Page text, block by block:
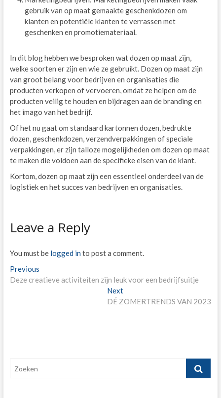
gebruik van op maat gemaakte geschenkdozen om
klanten en potentiële klanten te verrassen met
geschenken en promotiemateriaal.
In dit blog hebben we besproken wat dozen op maat zijn,
welke soorten er zijn en wie ze gebruikt. Dozen op maat zijn
van groot belang voor bedrijven en organisaties die
producten verkopen of vervoeren, omdat ze helpen om de
producten veilig te houden en bijdragen aan de branding en
het imago van het bedrijf.
Of het nu gaat om standaard kartonnen dozen, bedrukte
dozen, geschenkdozen, verzendverpakkingen of speciale
verpakkingen, er zijn talloze mogelijkheden om dozen op maat
te maken die voldoen aan de specifieke eisen van de klant.
Kortom, dozen op maat zijn een essentieel onderdeel van de
logistiek en het succes van bedrijven en organisaties.
Leave a Reply
You must be logged in to post a comment.
Post
navigation
PreviousPrevious
post:
Deze creatieve activiteiten zijn leuk voor een bedrijfsuitje
NextNext
post:
DÉ ZOMERTRENDS VAN 2023
Zoeken